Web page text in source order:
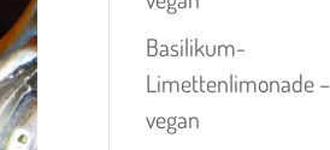
Basilikum-
Limettenlimonade –
vegan